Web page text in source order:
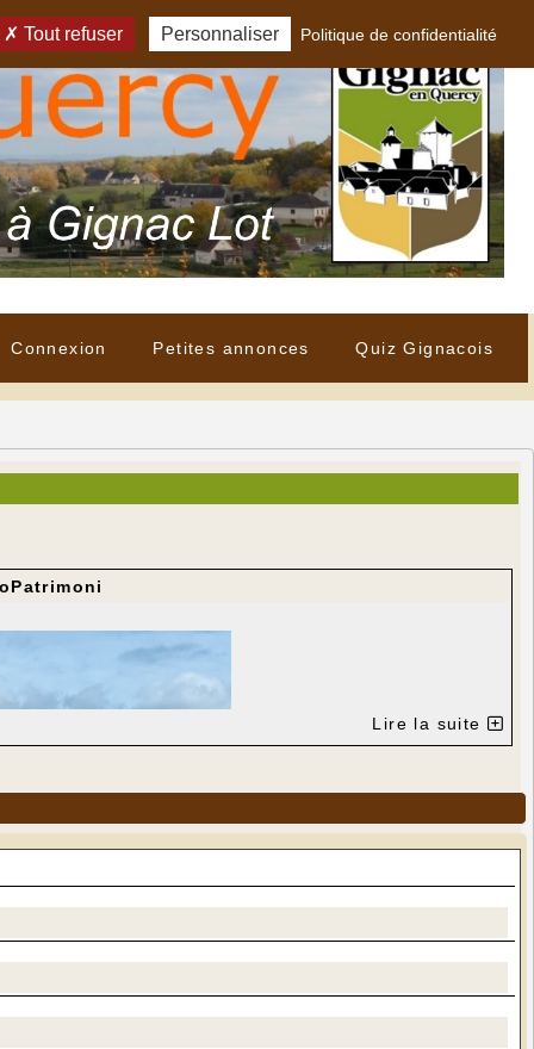
Connexion Petites annonces Quiz Gignacois
Lire la suite
Tout refuser Personnaliser Politique de confidentialité